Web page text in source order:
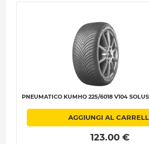
PNEUMATICO KUMHO 225/6018 V104
AGGIUNGI AL
123.00 €